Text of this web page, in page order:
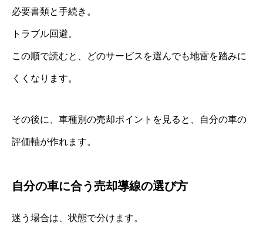
必要書類と手続き。
トラブル回避。
この順で読むと、どのサービスを選んでも地雷を踏みに
くくなります。
その後に、車種別の売却ポイントを見ると、自分の車の
評価軸が作れます。
自分の車に合う売却導線の選び方
迷う場合は、状態で分けます。